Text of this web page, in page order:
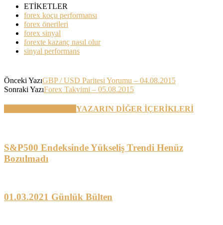
ETİKETLER
forex koçu performansı
forex önerileri
forex sinyal
forexte kazanç nasıl olur
sinyal performans
Önceki YazıGBP / USD Paritesi Yorumu – 04.08.2015
Sonraki YazıForex Takvimi – 05.08.2015
YAZARIN DİĞER İÇERİKLERİ
S&P500 Endeksinde Yükseliş Trendi Henüz
Bozulmadı
01.03.2021 Günlük Bülten